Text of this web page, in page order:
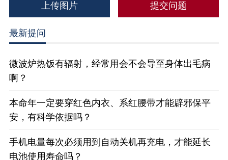
上传图片
最新提问
微波炉热饭有辐射，经常用会不会导至身体出毛病
啊？
本命年一定要穿红色内衣、系红腰带才能辟邪保平
安，有科学依据吗？
手机电量每次必须用到自动关机再充电，才能延长
电池使用寿命吗？